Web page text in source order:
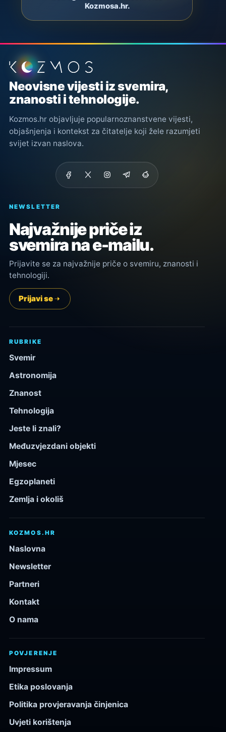
Kozmosa.hr.
Podnožje stranice
Neovisne vijesti iz svemira,
znanosti i tehnologije.
Kozmos.hr objavljuje popularnoznanstvene vijesti,
objašnjenja i kontekst za čitatelje koji žele razumjeti
svijet izvan naslova.
NEWSLETTER
Najvažnije priče iz
svemira na e-mailu.
Prijavite se za najvažnije priče o svemiru, znanosti i
tehnologiji.
Prijavi se
RUBRIKE
Svemir
Astronomija
Znanost
Tehnologija
Jeste li znali?
Međuzvjezdani objekti
Mjesec
Egzoplaneti
Zemlja i okoliš
KOZMOS.HR
Naslovna
Newsletter
Partneri
Kontakt
O nama
POVJERENJE
Impressum
Etika poslovanja
Politika provjeravanja činjenica
Uvjeti korištenja